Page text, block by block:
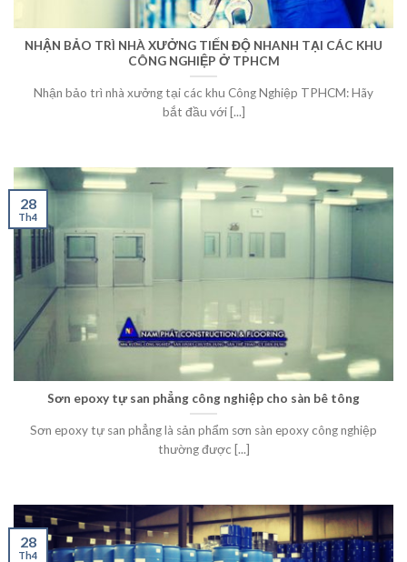
NHẬN BẢO TRÌ NHÀ XƯỞNG TIẾN ĐỘ NHANH TẠI CÁC KHU
CÔNG NGHIỆP Ở TPHCM
Nhận bảo trì nhà xưởng tại các khu Công Nghiệp TPHCM: Hãy
bắt đầu với [...]
Sơn epoxy tự san phẳng công nghiệp cho sàn bê tông
Sơn epoxy tự san phẳng là sản phẩm sơn sàn epoxy công nghiệp
thường được [...]
28
Th4
28
Th4